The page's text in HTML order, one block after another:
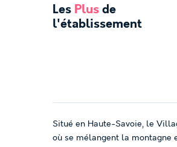
Les Plus de
l'établissement
Situé en Haute-Savoie, le
où se mélangent la montagne